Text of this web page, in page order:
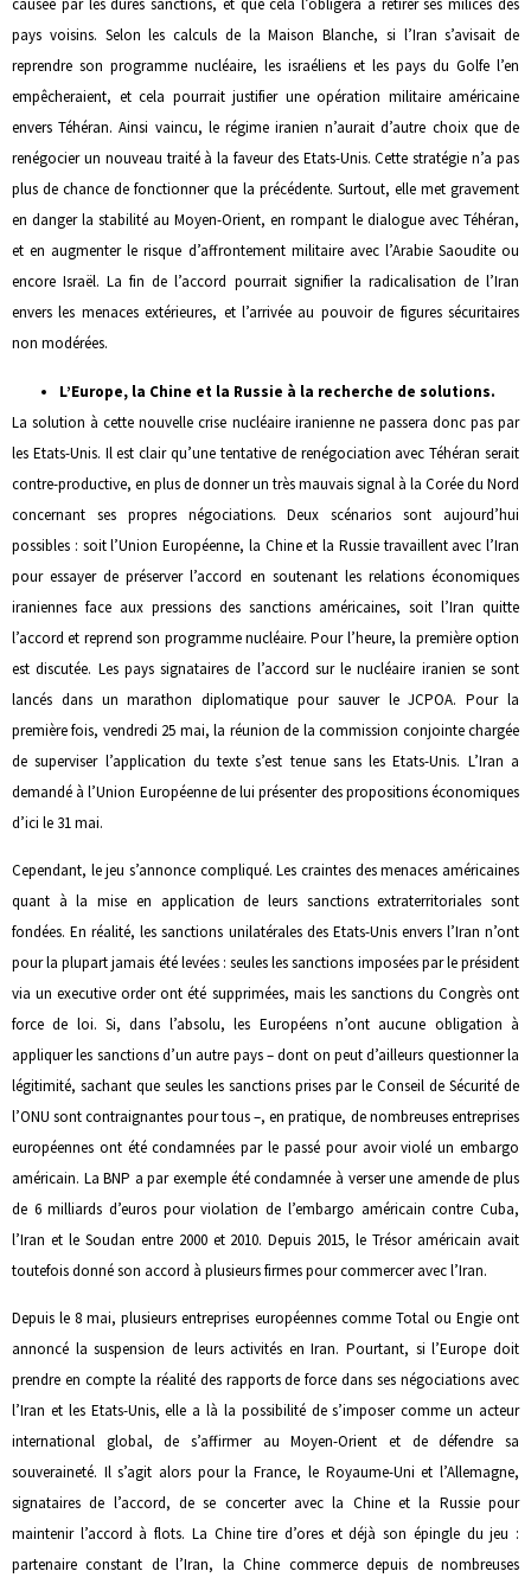
causée par les dures sanctions, et que cela l’obligera à retirer ses milices des
pays voisins. Selon les calculs de la Maison Blanche, si l’Iran s’avisait de
reprendre son programme nucléaire, les israéliens et les pays du Golfe l’en
empêcheraient, et cela pourrait justifier une opération militaire américaine
envers Téhéran. Ainsi vaincu, le régime iranien n’aurait d’autre choix que de
renégocier un nouveau traité à la faveur des Etats-Unis. Cette stratégie n’a pas
plus de chance de fonctionner que la précédente. Surtout, elle met gravement
en danger la stabilité au Moyen-Orient, en rompant le dialogue avec Téhéran,
et en augmenter le risque d’affrontement militaire avec l’Arabie Saoudite ou
encore Israël. La fin de l’accord pourrait signifier la radicalisation de l’Iran
envers les menaces extérieures, et l’arrivée au pouvoir de figures sécuritaires
non modérées.
L’Europe, la Chine et la Russie à la recherche de solutions.
La solution à cette nouvelle crise nucléaire iranienne ne passera donc pas par
les Etats-Unis. Il est clair qu’une tentative de renégociation avec Téhéran serait
contre-productive, en plus de donner un très mauvais signal à la Corée du Nord
concernant ses propres négociations. Deux scénarios sont aujourd’hui
possibles : soit l’Union Européenne, la Chine et la Russie travaillent avec l’Iran
pour essayer de préserver l’accord en soutenant les relations économiques
iraniennes face aux pressions des sanctions américaines, soit l’Iran quitte
l’accord et reprend son programme nucléaire. Pour l’heure, la première option
est discutée. Les pays signataires de l’accord sur le nucléaire iranien se sont
lancés dans un marathon diplomatique pour sauver le JCPOA. Pour la
première fois, vendredi 25 mai, la réunion de la commission conjointe chargée
de superviser l’application du texte s’est tenue sans les Etats-Unis. L’Iran a
demandé à l’Union Européenne de lui présenter des propositions économiques
d’ici le 31 mai.
Cependant, le jeu s’annonce compliqué. Les craintes des menaces américaines
quant à la mise en application de leurs sanctions extraterritoriales sont
fondées. En réalité, les sanctions unilatérales des Etats-Unis envers l’Iran n’ont
pour la plupart jamais été levées : seules les sanctions imposées par le président
via un executive order ont été supprimées, mais les sanctions du Congrès ont
force de loi. Si, dans l’absolu, les Européens n’ont aucune obligation à
appliquer les sanctions d’un autre pays – dont on peut d’ailleurs questionner la
légitimité, sachant que seules les sanctions prises par le Conseil de Sécurité de
l’ONU sont contraignantes pour tous –, en pratique, de nombreuses entreprises
européennes ont été condamnées par le passé pour avoir violé un embargo
américain. La BNP a par exemple été condamnée à verser une amende de plus
de 6 milliards d’euros pour violation de l’embargo américain contre Cuba,
l’Iran et le Soudan entre 2000 et 2010. Depuis 2015, le Trésor américain avait
toutefois donné son accord à plusieurs firmes pour commercer avec l’Iran.
Depuis le 8 mai, plusieurs entreprises européennes comme Total ou Engie ont
annoncé la suspension de leurs activités en Iran. Pourtant, si l’Europe doit
prendre en compte la réalité des rapports de force dans ses négociations avec
l’Iran et les Etats-Unis, elle a là la possibilité de s’imposer comme un acteur
international global, de s’affirmer au Moyen-Orient et de défendre sa
souveraineté. Il s’agit alors pour la France, le Royaume-Uni et l’Allemagne,
signataires de l’accord, de se concerter avec la Chine et la Russie pour
maintenir l’accord à flots. La Chine tire d’ores et déjà son épingle du jeu :
partenaire constant de l’Iran, la Chine commerce depuis de nombreuses